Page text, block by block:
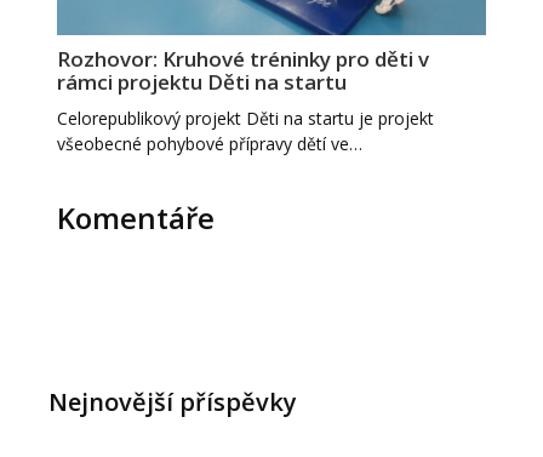
Rozhovor: Kruhové tréninky pro děti v
rámci projektu Děti na startu
Celorepublikový projekt Děti na startu je projekt
všeobecné pohybové přípravy dětí ve…
Komentáře
Nejnovější příspěvky